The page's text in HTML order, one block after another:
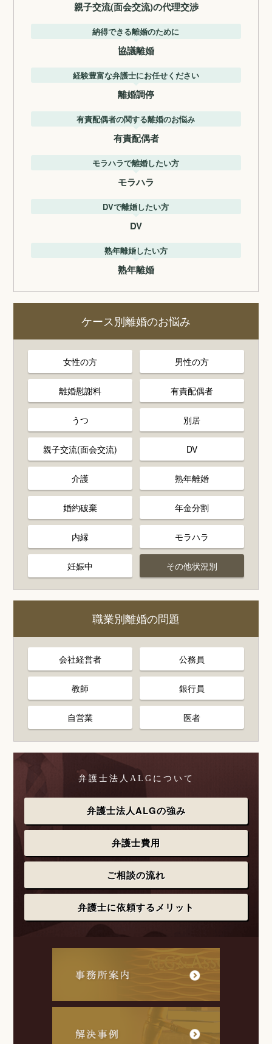
親子交流(面会交流)の代理交渉
納得できる離婚のために
協議離婚
経験豊富な弁護士にお任せください
離婚調停
有責配偶者の関する離婚のお悩み
有責配偶者
モラハラで離婚したい方
モラハラ
DVで離婚したい方
DV
熟年離婚したい方
熟年離婚
ケース別離婚のお悩み
女性の方 男性の方
離婚慰謝料 有責配偶者
うつ 別居
親子交流(面会交流) DV
介護 熟年離婚
婚約破棄 年金分割
内縁 モラハラ
妊娠中 その他状況別
職業別離婚の問題
会社経営者 公務員
教師 銀行員
自営業 医者
弁護士法人ALGについて
弁護士法人ALGの強み
弁護士費用
ご相談の流れ
弁護士に依頼するメリット